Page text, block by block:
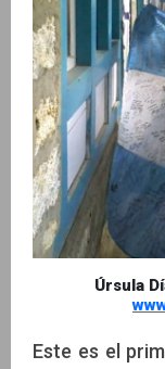
Úrsula
Este es el